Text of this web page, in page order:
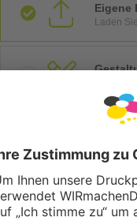
Eigene
Laden